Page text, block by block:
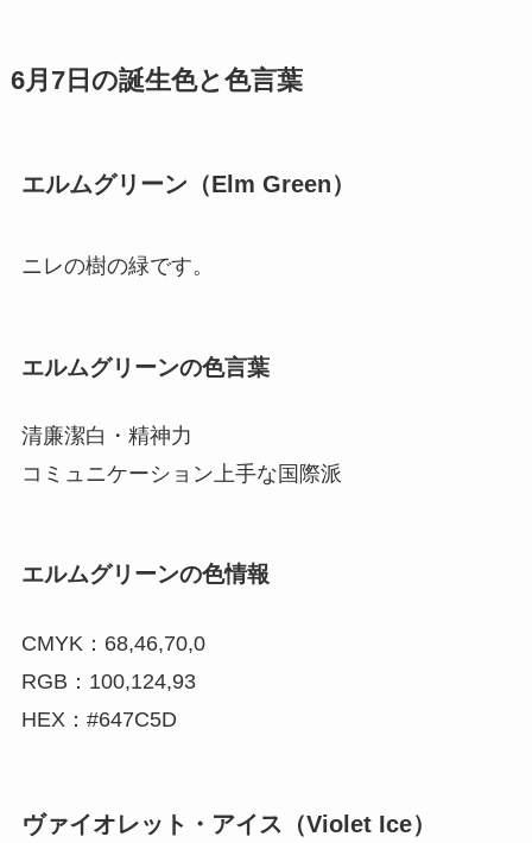
6月7日の誕生色と色言葉
エルムグリーン（Elm Green）
ニレの樹の緑です。
エルムグリーンの色言葉
清廉潔白・精神力
コミュニケーション上手な国際派
エルムグリーンの色情報
CMYK：68,46,70,0
RGB：100,124,93
HEX：#647C5D
ヴァイオレット・アイス（Violet Ice）